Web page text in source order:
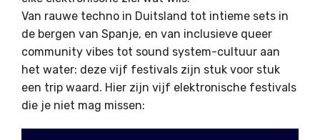
Van rauwe techno in Duitsland tot intieme sets in
de bergen van Spanje, en van inclusieve queer
community vibes tot sound system-cultuur aan
het water: deze vijf festivals zijn stuk voor stuk
een trip waard. Hier zijn vijf elektronische festivals
die je niet mag missen: